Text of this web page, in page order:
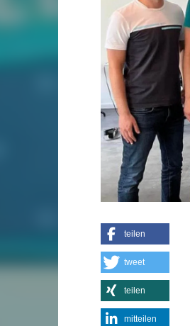
teilen
tweet
teilen
mitteilen